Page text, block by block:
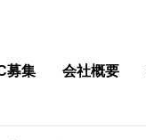
募集 会社概要